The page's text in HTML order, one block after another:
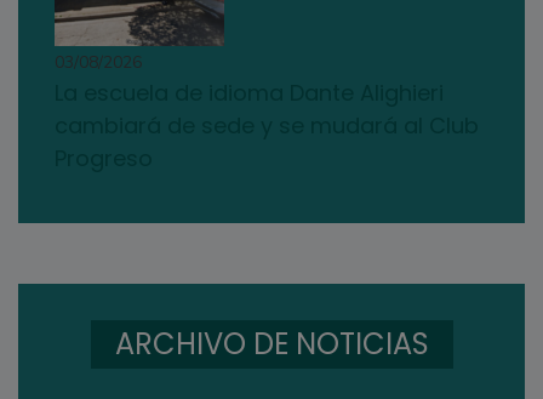
03/08/2026
ARCHIVO DE NOTICIAS